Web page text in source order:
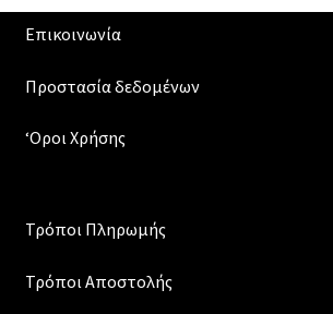
Επικοινωνία
Προστασία δεδομένων
‘Οροι Χρήσης
Τρόποι Πληρωμής
Τρόποι Αποστολής